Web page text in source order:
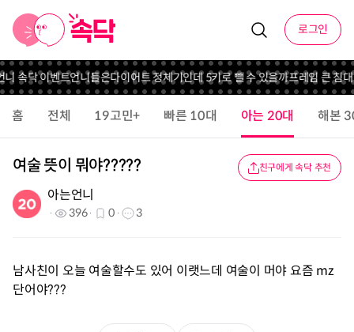
로그인
속닥 이벤트언니들은다이어트 정체기인데 5키로 뺄 수 있을까프레임 큰 침
홈 전체 19고민+ 빠른 10대 아는 20대 해본
여술 뜻이 뭐야????? 친구에게 속닥 추천
아는언니
396 0 3
남사친이 오늘 여술할수도 있어 이랫느데 여술이 머야 요즘 mz
단어야???